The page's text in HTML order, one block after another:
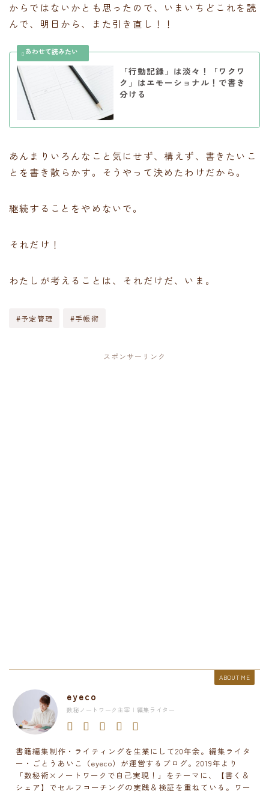
からではないかとも思ったので、いまいちどこれを読
んで、明日から、また引き直し！！
「行動記録」は淡々！「ワクワ
ク」はエモーショナル！で書き
分ける
あんまりいろんなこと気にせず、構えず、書きたいこ
とを書き散らかす。そうやって決めたわけだから。
継続することをやめないで。
それだけ！
わたしが考えることは、それだけだ、いま。
#予定管理 #手帳術
スポンサーリンク
ABOUT ME
eyeco
数秘ノートワーク主宰 | 編集ライター
書籍編集制作・ライティングを生業にして20年余。編集ライタ
ー・ごとうあいこ（eyeco）が運営するブログ。2019年より
「数秘術×ノートワークで自己実現！」をテーマに、【書く＆
シェア】でセルフコーチングの実践＆検証を重ねている。ワー